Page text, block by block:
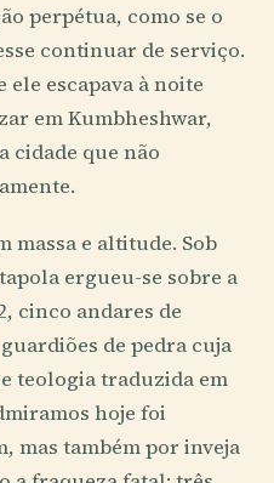
perpétua, como se o
continuar de serviço.
escapava à noite
em Kumbheshwar,
cidade que não
massa e altitude. Sob
ergueu-se sobre a
cinco andares de
de pedra cuja
teologia traduzida em
hoje foi
mas também por inveja